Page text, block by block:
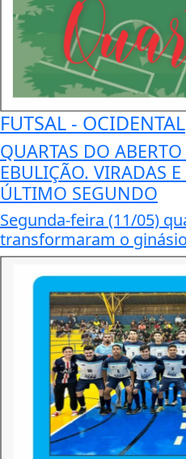
FUTSAL - OCIDENTAL
QUARTAS DO
EBULIÇÃO. VIRADAS
ÚLTIMO SEGUNDO
Segunda-feira (11/05)
transformaram o